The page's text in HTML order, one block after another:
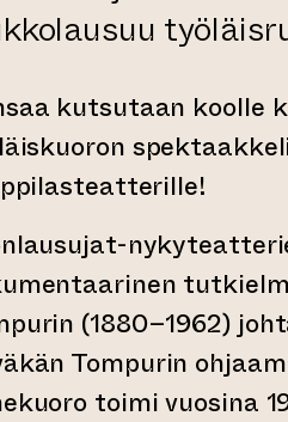
kutsutaan koolle
(1880–1962)
Tompurin
toimi vuosina